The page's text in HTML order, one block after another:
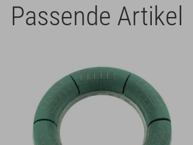
Passende Artikel